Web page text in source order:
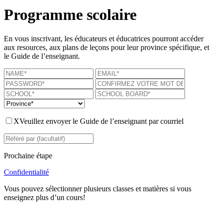
Programme scolaire
En vous inscrivant, les éducateurs et éducatrices pourront accéder
aux resources, aux plans de leçons pour leur province spécifique, et
le Guide de l’enseignant.
XVeuillez envoyer le Guide de l’enseignant par courriel
Prochaine étape
Confidentialité
Vous pouvez sélectionner plusieurs classes et matières si vous
enseignez plus d’un cours!